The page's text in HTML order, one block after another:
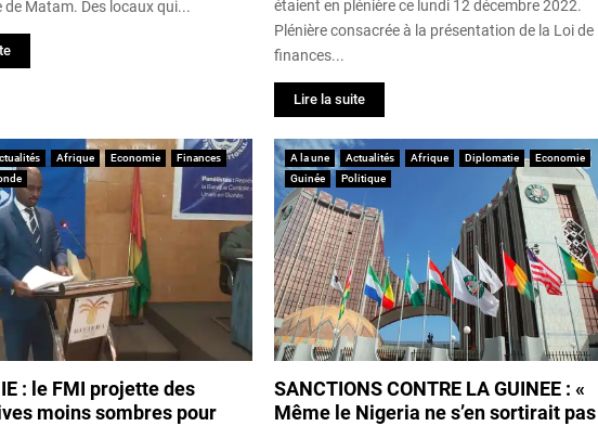
de Matam. Des locaux qui...
étaient en plénière ce lundi 12 décembre 2022.
Plénière consacrée à la présentation de la Loi de
finances...
Lire la suite
Afrique Economie
Finances
: le FMI projette des
moins sombres pour
A la une Actualités Afrique Diplomatie
Economie
Guinée
Politique
SANCTIONS CONTRE LA GUINEE : «
Même le Nigeria ne s’en sortirait pas